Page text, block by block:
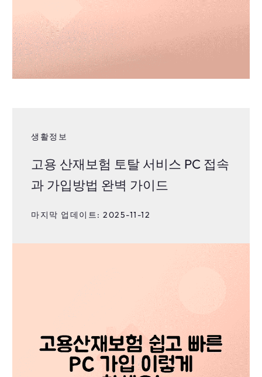
생활정보
고용 산재보험 토탈 서비스 PC 접속
과 가입방법 완벽 가이드
마지막 업데이트: 2025-11-12